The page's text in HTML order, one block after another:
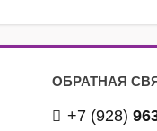
ОБРАТНАЯ
+7 (928)